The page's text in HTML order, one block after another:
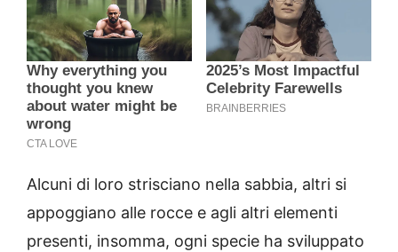
Alcuni di loro strisciano nella sabbia, altri si
appoggiano alle rocce e agli altri elementi
presenti, insomma, ogni specie ha sviluppato